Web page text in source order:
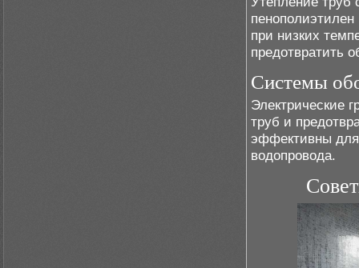
при низких
предотвратить
Системы
Электрические
труб и
эффективны
водопровода.